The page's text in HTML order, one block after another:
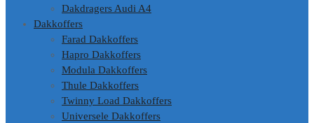
Dakdragers Audi A4
Dakkoffers
Farad Dakkoffers
Hapro Dakkoffers
Modula Dakkoffers
Thule Dakkoffers
Twinny Load Dakkoffers
Universele Dakkoffers